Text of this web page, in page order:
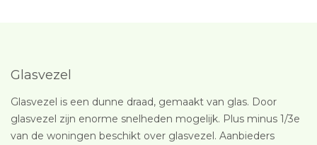
Glasvezel
Glasvezel is een dunne draad, gemaakt van glas. Door
glasvezel zijn enorme snelheden mogelijk. Plus minus 1/3e
van de woningen beschikt over glasvezel. Aanbieders